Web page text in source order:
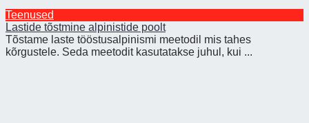
Teenused
Lastide tõstmine alpinistide poolt
Tõstame laste tööstusalpinismi meetodil mis tahes
kõrgustele. Seda meetodit kasutatakse juhul, kui ...